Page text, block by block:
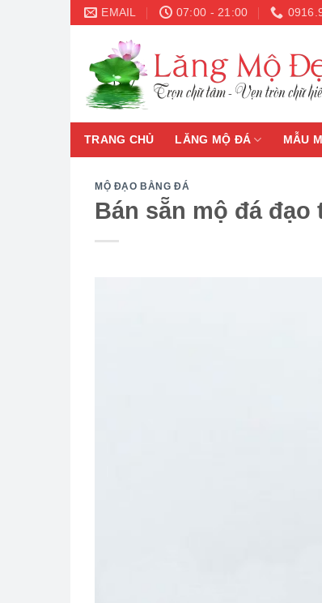
Skip
content
EMAIL 07:00 - 21:00
TRANG CHỦ LĂNG MỘ ĐÁ MẪU
MỘ ĐẠO BẰNG ĐÁ
Bán sẵn mộ đá